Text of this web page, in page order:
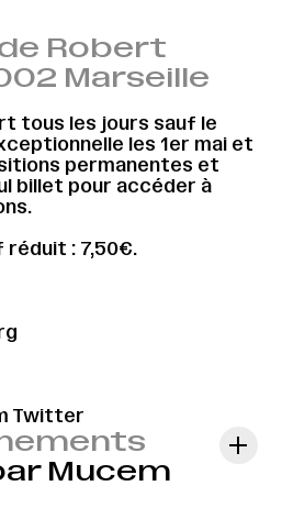
Robert
Marseille
tous les jours sauf le
les 1er mai et
permanentes et
billet pour accéder à
réduit : 7,50€.
Twitter
Mucem